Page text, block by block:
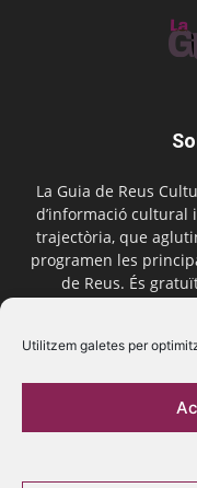
Utilitzem galetes per
La Guia de Reus
d’informació cultural
trajectòria, que
programen les
de Reus. És